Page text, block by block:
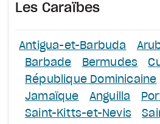
Les Caraïbes
Antigua-et-Barbuda
Barbade
Bermudes
République Dominicaine
Jamaïque
Anguilla
Saint-Kitts-et-Nevis